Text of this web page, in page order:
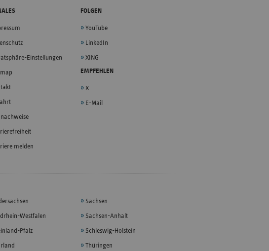
Einstellungen
melden
FOLGEN
YouTube
LinkedIn
XING
EMPFEHLEN
X
E-Mail
Westfalen
Pfalz
Sachsen
Sachsen-Anhalt
Schleswig-Holstein
Thüringen